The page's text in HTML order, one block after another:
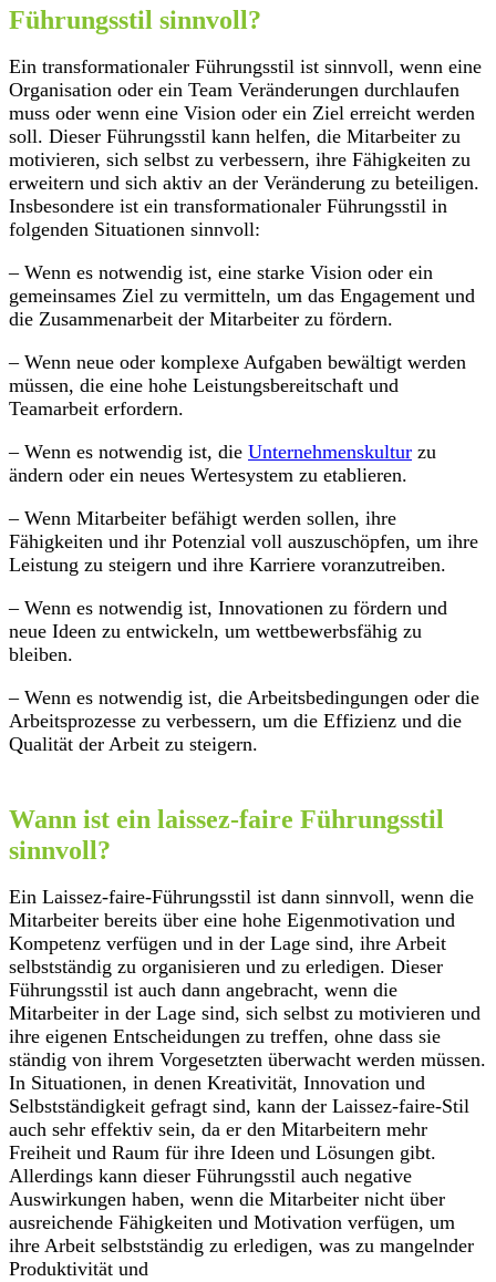
Führungsstil sinnvoll?
Ein transformationaler Führungsstil ist sinnvoll, wenn eine
Organisation oder ein Team Veränderungen durchlaufen
muss oder wenn eine Vision oder ein Ziel erreicht werden
soll. Dieser Führungsstil kann helfen, die Mitarbeiter zu
motivieren, sich selbst zu verbessern, ihre Fähigkeiten zu
erweitern und sich aktiv an der Veränderung zu beteiligen.
Insbesondere ist ein transformationaler Führungsstil in
folgenden Situationen sinnvoll:
– Wenn es notwendig ist, eine starke Vision oder ein
gemeinsames Ziel zu vermitteln, um das Engagement und
die Zusammenarbeit der Mitarbeiter zu fördern.
– Wenn neue oder komplexe Aufgaben bewältigt werden
müssen, die eine hohe Leistungsbereitschaft und
Teamarbeit erfordern.
– Wenn es notwendig ist, die Unternehmenskultur zu
ändern oder ein neues Wertesystem zu etablieren.
– Wenn Mitarbeiter befähigt werden sollen, ihre
Fähigkeiten und ihr Potenzial voll auszuschöpfen, um ihre
Leistung zu steigern und ihre Karriere voranzutreiben.
– Wenn es notwendig ist, Innovationen zu fördern und
neue Ideen zu entwickeln, um wettbewerbsfähig zu
bleiben.
– Wenn es notwendig ist, die Arbeitsbedingungen oder die
Arbeitsprozesse zu verbessern, um die Effizienz und die
Qualität der Arbeit zu steigern.
Wann ist ein laissez-faire Führungsstil
sinnvoll?
Ein Laissez-faire-Führungsstil ist dann sinnvoll, wenn die
Mitarbeiter bereits über eine hohe Eigenmotivation und
Kompetenz verfügen und in der Lage sind, ihre Arbeit
selbstständig zu organisieren und zu erledigen. Dieser
Führungsstil ist auch dann angebracht, wenn die
Mitarbeiter in der Lage sind, sich selbst zu motivieren und
ihre eigenen Entscheidungen zu treffen, ohne dass sie
ständig von ihrem Vorgesetzten überwacht werden müssen.
In Situationen, in denen Kreativität, Innovation und
Selbstständigkeit gefragt sind, kann der Laissez-faire-Stil
auch sehr effektiv sein, da er den Mitarbeitern mehr
Freiheit und Raum für ihre Ideen und Lösungen gibt.
Allerdings kann dieser Führungsstil auch negative
Auswirkungen haben, wenn die Mitarbeiter nicht über
ausreichende Fähigkeiten und Motivation verfügen, um
ihre Arbeit selbstständig zu erledigen, was zu mangelnder
Produktivität und